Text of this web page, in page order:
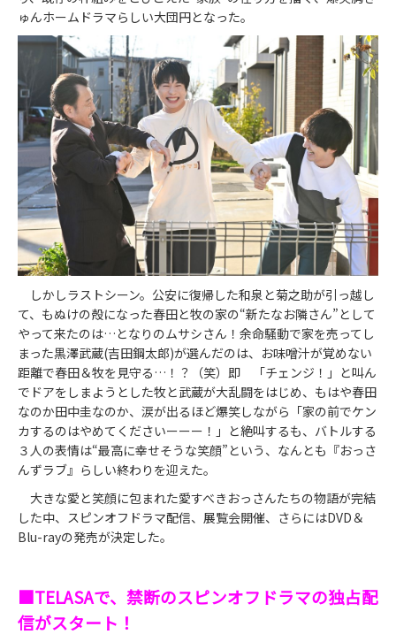
ゅんホームドラマらしい大団円となった。
しかしラストシーン。公安に復帰した和泉と菊之助が引っ越し
て、もぬけの殻になった春田と牧の家の“新たなお隣さん”として
やって来たのは…となりのムサシさん！余命騒動で家を売ってし
まった黒澤武蔵(吉田鋼太郎)が選んだのは、お味噌汁が覚めない
距離で春田＆牧を見守る…！？（笑）即 「チェンジ！」と叫ん
でドアをしまようとした牧と武蔵が大乱闘をはじめ、もはや春田
なのか田中圭なのか、涙が出るほど爆笑しながら「家の前でケン
カするのはやめてくださいーーー！」と絶叫するも、バトルする
３人の表情は“最高に幸せそうな笑顔”という、なんとも『おっさ
んずラブ』らしい終わりを迎えた。
大きな愛と笑顔に包まれた愛すべきおっさんたちの物語が完結
した中、スピンオフドラマ配信、展覧会開催、さらにはDVD＆
Blu-rayの発売が決定した。
■TELASAで、禁断のスピンオフドラマの独占配
信がスタート！